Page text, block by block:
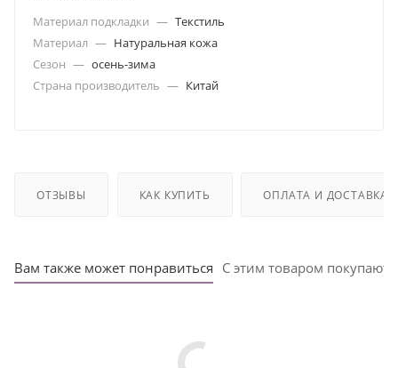
Материал подкладки — Текстиль
Материал — Натуральная кожа
Сезон — осень-зима
Страна производитель — Китай
ОТЗЫВЫ КАК КУПИТЬ ОПЛАТА И ДОСТАВКА
Вам также может понравиться С этим товаром покупают